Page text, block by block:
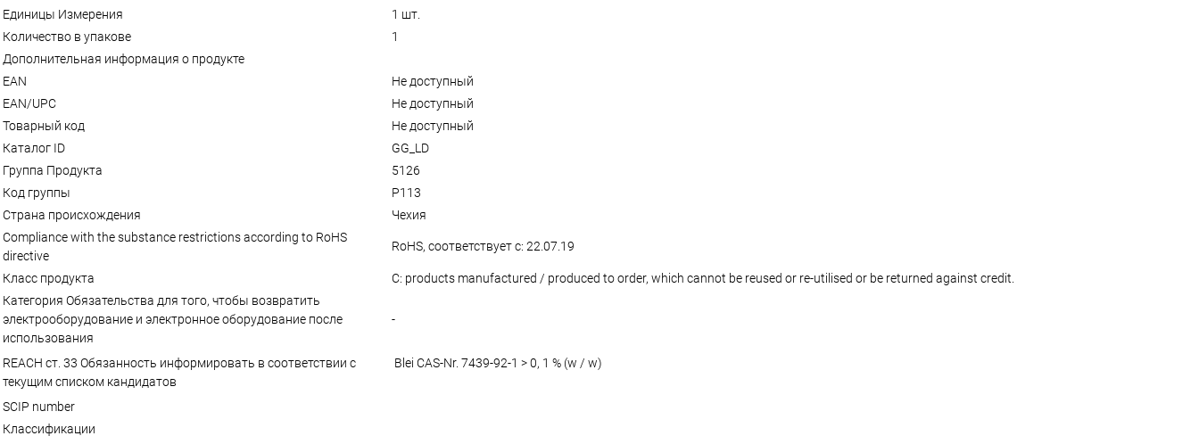
Единицы Измерения
1 шт.
Количество в упакове
1
Дополнительная информация о продукте
EAN
Не доступный
EAN/UPC
Не доступный
Товарный код
Не доступный
Каталог ID
GG_LD
Группа Продукта
5126
Код группы
P113
Страна происхождения
Чехия
Compliance with the substance restrictions according to RoHS
directive
RoHS, соответствует с: 22.07.19
Класс продукта
C: products manufactured / produced to order, which cannot be reused or re-utilised or be returned against credit.
Категория Обязательства для того, чтобы возвратить
электрооборудование и электронное оборудование после
использования
-
REACH ст. 33 Обязанность информировать в соответствии с
текущим списком кандидатов
Blei CAS-Nr. 7439-92-1 > 0, 1 % (w / w)
SCIP number
Классификации